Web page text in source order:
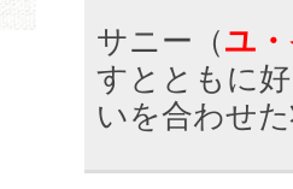
サニー（ユ
すとともに
いを合わせた